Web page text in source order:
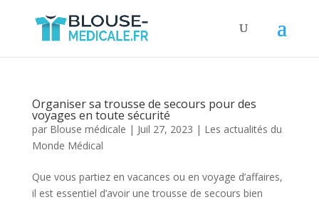
Organiser sa trousse de secours pour des
voyages en toute sécurité
par Blouse médicale | Juil 27, 2023 | Les actualités du
Monde Médical
Que vous partiez en vacances ou en voyage d’affaires,
il est essentiel d’avoir une trousse de secours bien